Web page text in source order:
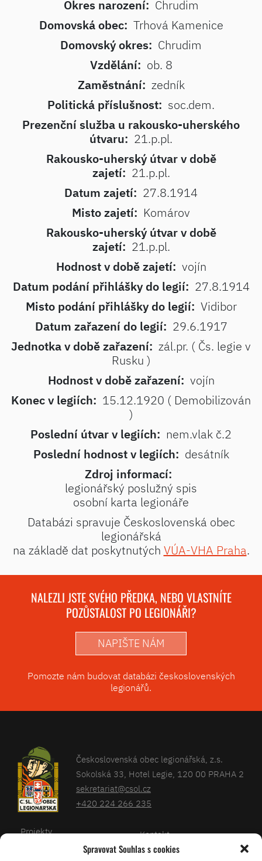
Spravovat Souhlas s cookies
Okres narození: Chrudim
Domovská obec: Trhová Kamenice
Domovský okres: Chrudim
Vzdělání: ob. 8
Zaměstnání: zedník
Politická příslušnost: soc.dem.
Prezenční služba u rakousko-uherského
útvaru: 21.p.pl.
Rakousko-uherský útvar v době
zajetí: 21.p.pl.
Datum zajetí: 27.8.1914
Misto zajetí: Komárov
Rakousko-uherský útvar v době
zajetí: 21.p.pl.
Hodnost v době zajetí: vojín
Datum podání přihlášky do legií: 27.8.1914
Misto podání přihlášky do legií: Vidibor
Datum zařazení do legií: 29.6.1917
Jednotka v době zařazení: zál.pr. ( Čs. legie v
Rusku )
Hodnost v době zařazení: vojín
Konec v legiích: 15.12.1920 ( Demobilizován
)
Poslední útvar v legiích: nem.vlak č.2
Poslední hodnost v legiích: desátník
Zdroj informací:
legionářský poslužný spis
osobní karta legionáře
Databázi spravuje Československá obec
legionářská
na základě dat poskytnutých VÚA-VHA Praha.
NALEZLI JSTE SVÉHO PŘEDKA, NEBO VLASTNÍTE
POZŮSTALOST PO LEGIONÁŘI?
NAPIŠTE NÁM
Pomozte nám budovat databázi československých
legionářů.
Československá obec legionářská, z.s.
Sokolská 33, Hotel Legie, 120 00 PRAHA 2
sekretariat@csol.cz
+420 224 266 235
Projekty
Kontakt
Databáze legionářů